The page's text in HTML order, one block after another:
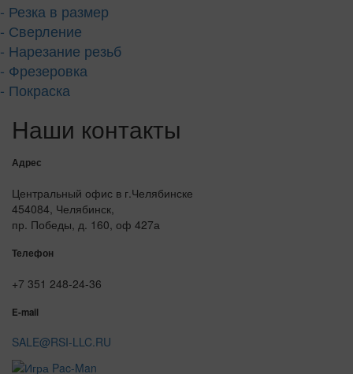
- Резка в размер
- Сверление
- Нарезание резьб
- Фрезеровка
- Покраска
Наши контакты
Адрес
Центральный офис в г.Челябинске
454084, Челябинск,
пр. Победы, д. 160, оф 427а
Телефон
+7 351 248-24-36
E-mail
SALE@RSI-LLC.RU